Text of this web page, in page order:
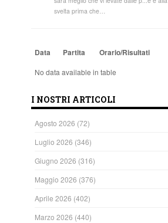
svelta prima che…
Data Partita Orario/Risultati
No data available in table
I NOSTRI ARTICOLI
Agosto 2026 (72)
Luglio 2026 (346)
Giugno 2026 (316)
Maggio 2026 (376)
Aprile 2026 (402)
Marzo 2026 (440)